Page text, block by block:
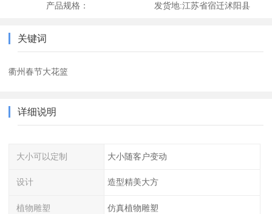
产品规格： 发货地:江苏省宿迁沭阳县
关键词
衢州春节大花篮
详细说明
大小可以定制 大小随客户变动
设计 造型精美大方
植物雕塑 仿真植物雕塑